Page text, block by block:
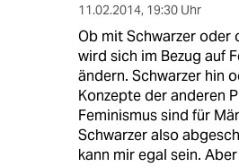
11.02.2014, 19:30 Uhr
Ob mit Schwarzer oder
wird sich im Bezug auf
ändern. Schwarzer hin
Konzepte der anderen
Feminismus sind für
Schwarzer also
kann mir egal sein.